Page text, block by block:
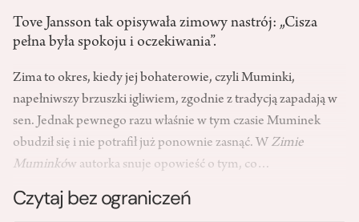
Tove Jansson tak opisywała zimowy nastrój: „Cisza
pełna była spokoju i oczekiwania”.
Zima to okres, kiedy jej bohaterowie, czyli Muminki,
napełniwszy brzuszki igliwiem, zgodnie z tradycją zapadają w
sen. Jednak pewnego razu właśnie w tym czasie Muminek
obudził się i nie potrafił już ponownie zasnąć. W Zimie
Muminków autorka snuje opowieść o tym, co…
Czytaj bez ograniczeń